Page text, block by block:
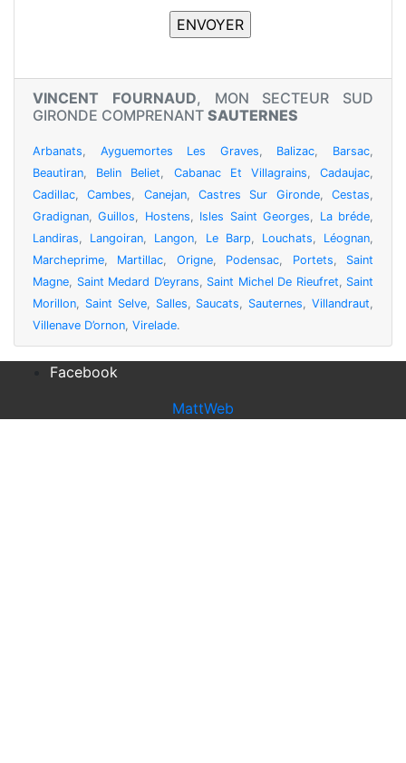
VINCENT FOURNAUD, MON SECTEUR SUD
GIRONDE COMPRENANT SAUTERNES
Arbanats, Ayguemortes Les Graves, Balizac, Barsac,
Beautiran, Belin Beliet, Cabanac Et Villagrains,Cadaujac,
Cadillac,Cambes, Canejan,Castres Sur Gironde,Cestas,
Gradignan,Guillos, Hostens, Isles Saint Georges, La bréde,
Landiras, Langoiran, Langon, Le Barp, Louchats, Léognan,
Marcheprime, Martillac, Origne, Podensac, Portets, Saint
Magne, Saint Medard D’eyrans, Saint Michel De Rieufret, Saint
Morillon, Saint Selve, Salles, Saucats, Sauternes,Villandraut,
Villenave D’ornon, Virelade.
Facebook
MattWeb